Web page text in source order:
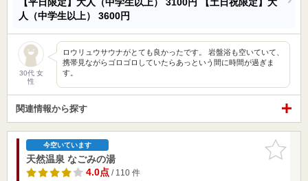
人（中学生以上） 3600円
30代 女
性
ロウリュウサウナがとても良かったです。 岩盤浴も空いていて、
携帯見ながらゴロゴロしていたらあっという間に時間が過ぎま
す。
関連情報から探す
お気に入
りに追加
今空いています
天然温泉 なごみの湯
4.0点/ 110 件